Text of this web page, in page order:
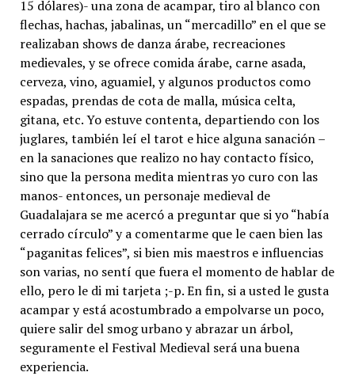
15 dólares)- una zona de acampar, tiro al blanco con
flechas, hachas, jabalinas, un “mercadillo” en el que se
realizaban shows de danza árabe, recreaciones
medievales, y se ofrece comida árabe, carne asada,
cerveza, vino, aguamiel, y algunos productos como
espadas, prendas de cota de malla, música celta,
gitana, etc. Yo estuve contenta, departiendo con los
juglares, también leí el tarot e hice alguna sanación –
en la sanaciones que realizo no hay contacto físico,
sino que la persona medita mientras yo curo con las
manos- entonces, un personaje medieval de
Guadalajara se me acercó a preguntar que si yo “había
cerrado círculo” y a comentarme que le caen bien las
“paganitas felices”, si bien mis maestros e influencias
son varias, no sentí que fuera el momento de hablar de
ello, pero le di mi tarjeta ;-p. En fin, si a usted le gusta
acampar y está acostumbrado a empolvarse un poco,
quiere salir del smog urbano y abrazar un árbol,
seguramente el Festival Medieval será una buena
experiencia.